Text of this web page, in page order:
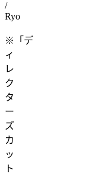
/
Ryo
※「デ
ィ
レ
ク
タ
ー
ズ
カ
ッ
ト